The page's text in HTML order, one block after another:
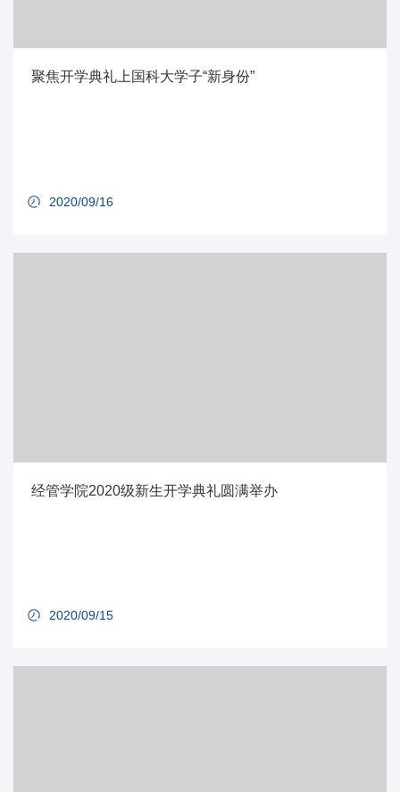
聚焦开学典礼上国科大学子“新身份”
2020/09/16
经管学院2020级新生开学典礼圆满举办
2020/09/15